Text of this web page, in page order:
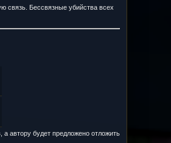
связь. Бессвязные убийства всех
а автору будет предложено отложить